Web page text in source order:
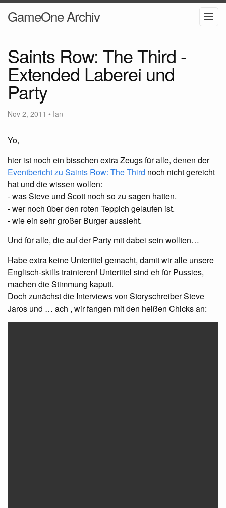
GameOne Archiv
Saints Row: The Third -
Extended Laberei und
Party
Nov 2, 2011 • Ian
Yo,
hier ist noch ein bisschen extra Zeugs für alle, denen der
Eventbericht zu Saints Row: The Third noch nicht gereicht
hat und die wissen wollen:
- was Steve und Scott noch so zu sagen hatten.
- wer noch über den roten Teppich gelaufen ist.
- wie ein sehr großer Burger aussieht.
Und für alle, die auf der Party mit dabei sein wollten…
Habe extra keine Untertitel gemacht, damit wir alle unsere
Englisch-skills trainieren! Untertitel sind eh für Pussies,
machen die Stimmung kaputt.
Doch zunächst die Interviews von Storyschreiber Steve
Jaros und … ach , wir fangen mit den heißen Chicks an: